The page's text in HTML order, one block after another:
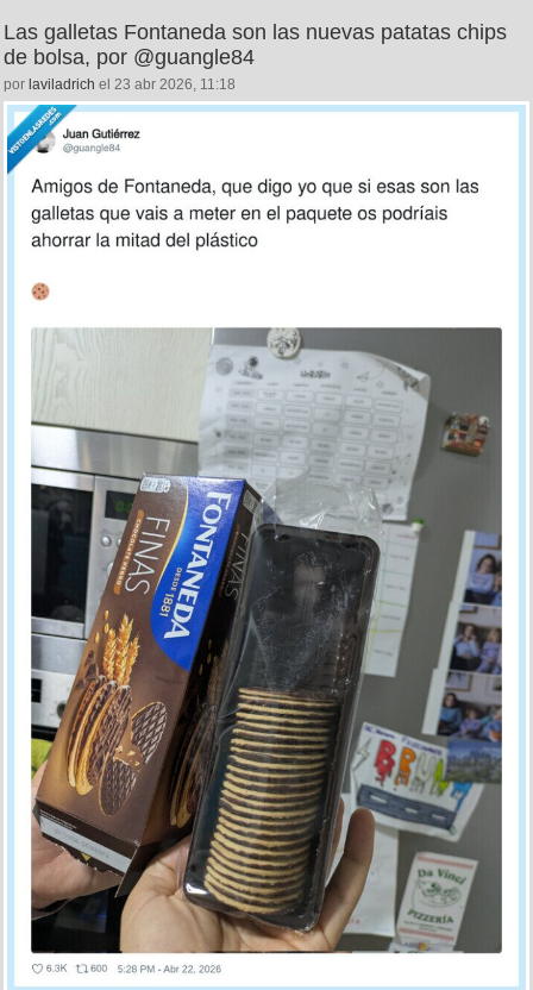
Las galletas Fontaneda son las nuevas patatas chips
de bolsa, por @guangle84
por laviladrich el 23 abr 2026, 11:18